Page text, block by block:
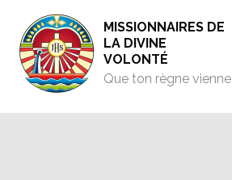
MISSIONNAIRES DE
LA DIVINE
VOLONTÉ
Que ton règne vienne